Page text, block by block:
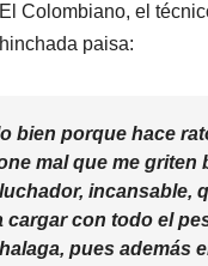
Colombiano, el
paisa:
bien porque hace
mal que me
incansable,
cargar con todo el
pues además